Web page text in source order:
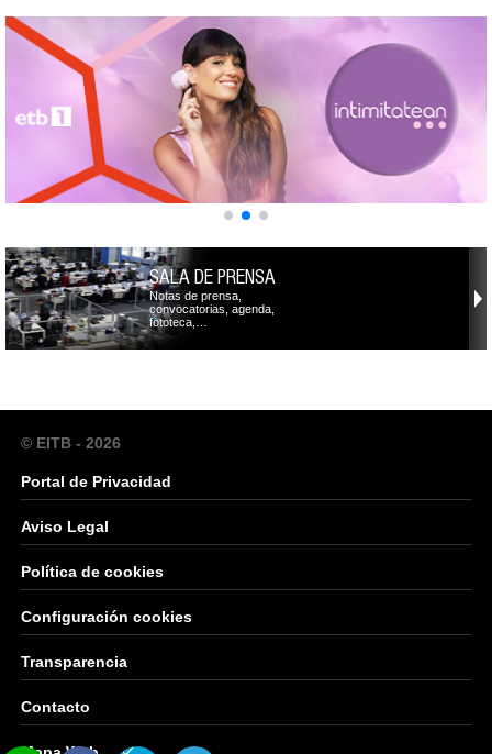
SALA DE PRENSA
Notas de prensa,
convocatorias, agenda,
fototeca,…
© EITB - 2026
Portal de Privacidad
Aviso Legal
Política de cookies
Configuración cookies
Transparencia
Contacto